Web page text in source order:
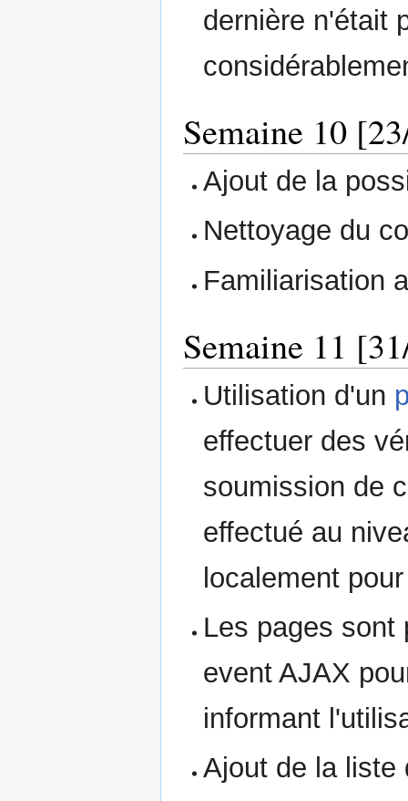
dernière n'était
Semaine 10
Ajout de la
Nettoyage du
Familiarisation
Semaine 11
Utilisation d'un
effectuer des
soumission de
effectué au
localement
Les pages sont
event AJAX
informant
Ajout de la liste